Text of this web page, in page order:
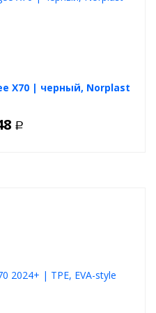
X70 | черный, Norplast
Р